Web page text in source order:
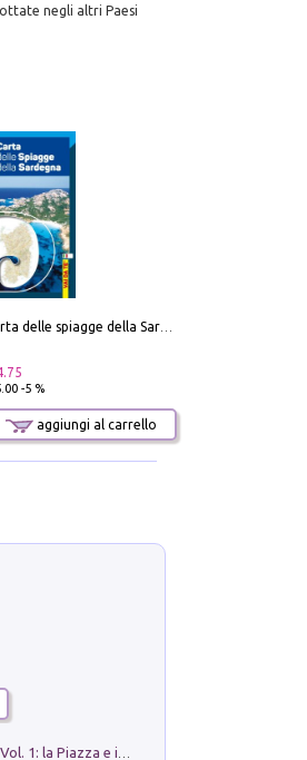
negli altri Paesi
-5 %
aggiungi al carrello